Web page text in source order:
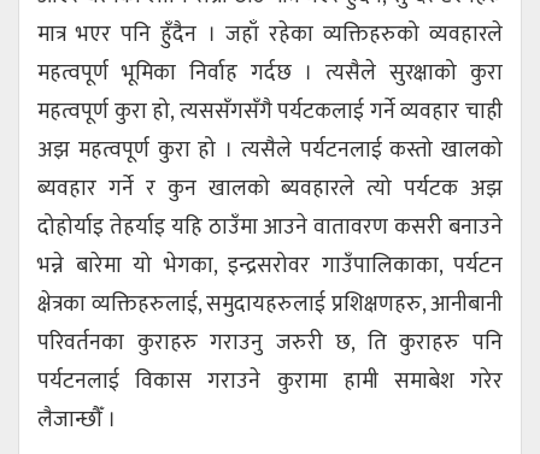
मात्र भएर पनि हुँदैन । जहाँ रहेका व्यक्तिहरुको व्यवहारले
महत्वपूर्ण भूमिका निर्वाह गर्दछ । त्यसैले सुरक्षाको कुरा
महत्वपूर्ण कुरा हो, त्यससँगसँगै पर्यटकलाई गर्ने व्यवहार चाही
अझ महत्वपूर्ण कुरा हो । त्यसैले पर्यटनलाई कस्तो खालको
ब्यवहार गर्ने र कुन खालको ब्यवहारले त्यो पर्यटक अझ
दोहोर्याइ तेहर्याइ यहि ठाउँमा आउने वातावरण कसरी बनाउने
भन्ने बारेमा यो भेगका, इन्द्रसरोवर गाउँपालिकाका, पर्यटन
क्षेत्रका व्यक्तिहरुलाई, समुदायहरुलाई प्रशिक्षणहरु, आनीबानी
परिवर्तनका कुराहरु गराउनु जरुरी छ, ति कुराहरु पनि
पर्यटनलाई विकास गराउने कुरामा हामी समाबेश गरेर
लैजान्छौँ ।